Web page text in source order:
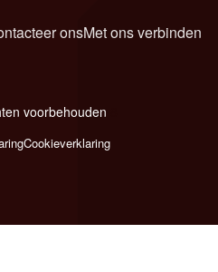
onsMet ons verbinden
voorbehouden
Cookieverklaring